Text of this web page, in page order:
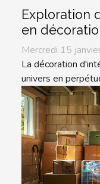
Exploration
en
Mercredi 15
La décoration
univers en